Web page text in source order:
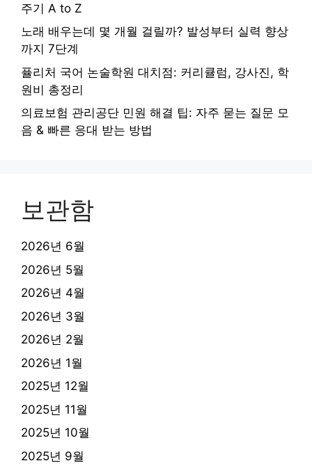
주기 A to Z
노래 배우는데 몇 개월 걸릴까? 발성부터 실력 향상
까지 7단계
퓰리처 국어 논술학원 대치점: 커리큘럼, 강사진, 학
원비 총정리
의료보험 관리공단 민원 해결 팁: 자주 묻는 질문 모
음 & 빠른 응대 받는 방법
보관함
2026년 6월
2026년 5월
2026년 4월
2026년 3월
2026년 2월
2026년 1월
2025년 12월
2025년 11월
2025년 10월
2025년 9월